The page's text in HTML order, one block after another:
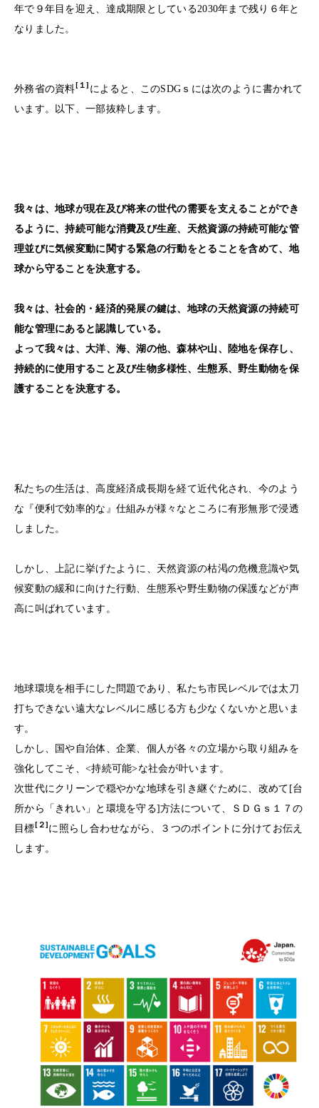
年で９年目を迎え、達成期限としている2030年まで残り６年と
なりました。
外務省の資料 [１] によると、このSDGｓには次のように書かれて
います。以下、一部抜粋します。
我々は、地球が現在及び将来の世代の需要を支えることができ
るように、持続可能な消費及び生産、天然資源の持続可能な管
理並びに気候変動に関する緊急の行動をとることを含めて、地
球から守ることを決意する。
我々は、社会的・経済的発展の鍵は、地球の天然資源の持続可
能な管理にあると認識している。
よって我々は、大洋、海、湖の他、森林や山、陸地を保存し、
持続的に使用すること及び生物多様性、生態系、野生動物を保
護することを決意する。
私たちの生活は、高度経済成長期を経て近代化され、今のよう
な『便利で効率的な』仕組みが様々なところに有形無形で浸透
しました。
しかし、上記に挙げたように、天然資源の枯渇の危機意識や気
候変動の緩和に向けた行動、生態系や野生動物の保護などが声
高に叫ばれています。
地球環境を相手にした問題であり、私たち市民レベルでは太刀
打ちできない遠大なレベルに感じる方も少なくないかと思いま
す。
しかし、国や自治体、企業、個人が各々の立場から取り組みを
強化してこそ、<持続可能>な社会が叶います。
次世代にクリーンで穏やかな地球を引き継ぐために、改めて[台
所から「きれい」と環境を守る]方法について、ＳＤＧｓ１７の
目標 [２] に照らし合わせながら、３つのポイントに分けてお伝え
します。